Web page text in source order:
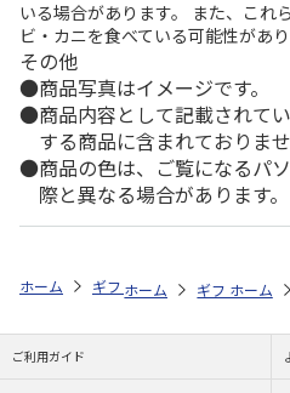
いる場合があります。 また、これ
ビ・カニを食べている可能性があり
その他
商品写真はイメージです。
商品内容として記載されて
する商品に含まれておりませ
商品の色は、ご覧になるパ
際と異なる場合があります。
ホーム ギフト通販 内祝い・お返し
ホーム ギフト通販
ホーム
ご利用ガイド